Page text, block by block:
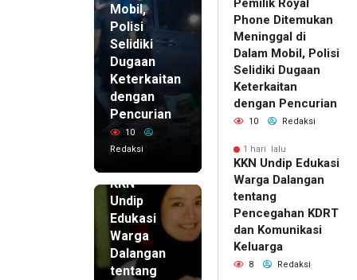
Mobil,
Polisi
Selidiki
Dugaan
Keterkaitan
dengan
Pencurian
10
Redaksi
KKN
Undip
Edukasi
Warga
Dalangan
tentang
Pemilik Royal
Phone Ditemukan
Meninggal di
Dalam Mobil, Polisi
Selidiki Dugaan
Keterkaitan
dengan Pencurian
10 Redaksi
1 hari lalu
KKN Undip Edukasi
Warga Dalangan
tentang
Pencegahan KDRT
dan Komunikasi
Keluarga
8 Redaksi